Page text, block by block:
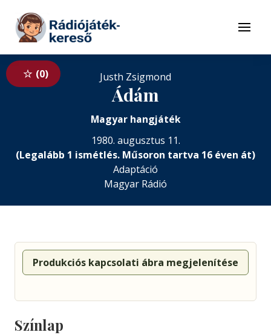
Tovább a tartalomhoz
Menü
0 Justh Zsigmond
Ádám
Magyar hangjáték
1980. augusztus 11.
(Legalább 1 ismétlés. Műsoron tartva 16 éven át)
Adaptáció
Magyar Rádió
Produkciós kapcsolati ábra megjelenítése
Színlap